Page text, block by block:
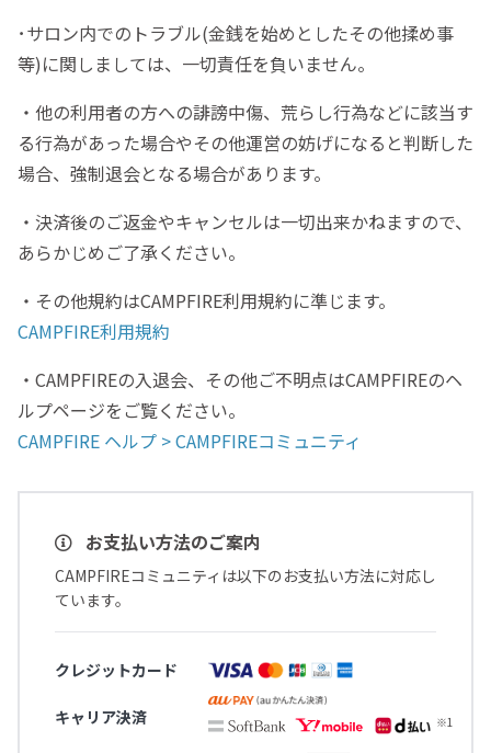
･サロン内でのトラブル(金銭を始めとしたその他揉め事
等)に関しましては、一切責任を負いません。
・他の利用者の方への誹謗中傷、荒らし行為などに該当す
る行為があった場合やその他運営の妨げになると判断した
場合、強制退会となる場合があります。
・決済後のご返金やキャンセルは一切出来かねますので、
あらかじめご了承ください。
・その他規約はCAMPFIRE利用規約に準じます。
CAMPFIRE利用規約
・CAMPFIREの入退会、その他ご不明点はCAMPFIREのヘ
ルプページをご覧ください。
CAMPFIRE ヘルプ > CAMPFIREコミュニティ
お支払い方法のご案内
CAMPFIREコミュニティは以下のお支払い方法に対応し
ています。
クレジットカード
キャリア決済